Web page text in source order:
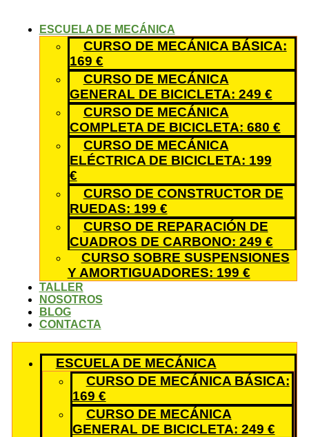
ESCUELA DE MECÁNICA
CURSO DE MECÁNICA BÁSICA:
169 €
CURSO DE MECÁNICA
GENERAL DE BICICLETA: 249 €
CURSO DE MECÁNICA
COMPLETA DE BICICLETA: 680 €
CURSO DE MECÁNICA
ELÉCTRICA DE BICICLETA: 199
€
CURSO DE CONSTRUCTOR DE
RUEDAS: 199 €
CURSO DE REPARACIÓN DE
CUADROS DE CARBONO: 249 €
CURSO SOBRE SUSPENSIONES
Y AMORTIGUADORES: 199 €
TALLER
NOSOTROS
BLOG
CONTACTA
ESCUELA DE MECÁNICA
CURSO DE MECÁNICA BÁSICA:
169 €
CURSO DE MECÁNICA
GENERAL DE BICICLETA: 249 €